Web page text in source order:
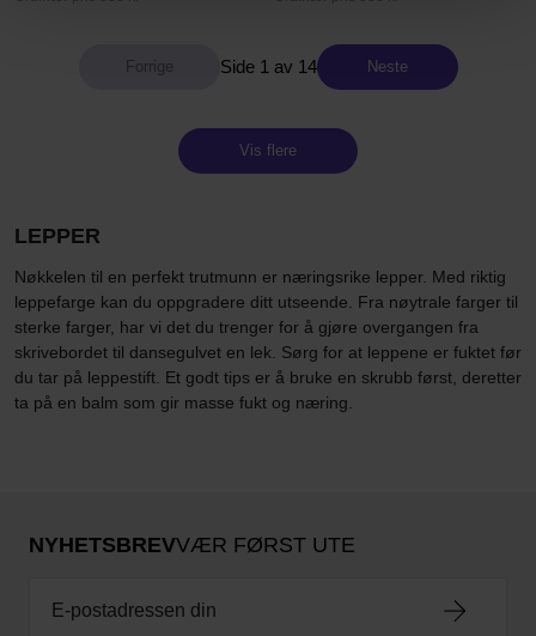
Side 1 av 14 Neste
Vis flere
LEPPER
Nøkkelen til en perfekt trutmunn er næringsrike lepper. Med riktig
leppefarge kan du oppgradere ditt utseende. Fra nøytrale farger til
sterke farger, har vi det du trenger for å gjøre overgangen fra
skrivebordet til dansegulvet en lek. Sørg for at leppene er fuktet før
du tar på leppestift. Et godt tips er å bruke en skrubb først, deretter
ta på en balm som gir masse fukt og næring.
NYHETSBREVVÆR FØRST UTE